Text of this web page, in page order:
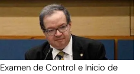
de Control e Inicio de